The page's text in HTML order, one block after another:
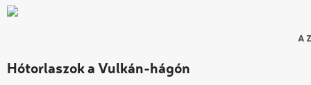
A
Hótorlaszok a Vulkán-hágón